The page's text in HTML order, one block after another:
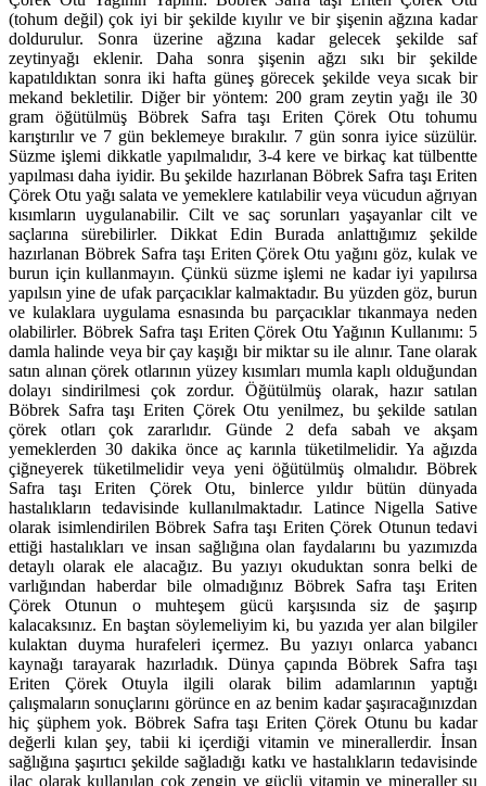
(tohum değil) çok iyi bir şekilde kıyılır ve bir şişenin ağzına kadar
doldurulur. Sonra üzerine ağzına kadar gelecek şekilde saf
zeytinyağı eklenir. Daha sonra şişenin ağzı sıkı bir şekilde
kapatıldıktan sonra iki hafta güneş görecek şekilde veya sıcak bir
mekand bekletilir. Diğer bir yöntem: 200 gram zeytin yağı ile 30
gram öğütülmüş Böbrek Safra taşı Eriten Çörek Otu tohumu
karıştırılır ve 7 gün beklemeye bırakılır. 7 gün sonra iyice süzülür.
Süzme işlemi dikkatle yapılmalıdır, 3-4 kere ve birkaç kat tülbentte
yapılması daha iyidir. Bu şekilde hazırlanan Böbrek Safra taşı Eriten
Çörek Otu yağı salata ve yemeklere katılabilir veya vücudun ağrıyan
kısımların uygulanabilir. Cilt ve saç sorunları yaşayanlar cilt ve
saçlarına sürebilirler. Dikkat Edin Burada anlattığımız şekilde
hazırlanan Böbrek Safra taşı Eriten Çörek Otu yağını göz, kulak ve
burun için kullanmayın. Çünkü süzme işlemi ne kadar iyi yapılırsa
yapılsın yine de ufak parçacıklar kalmaktadır. Bu yüzden göz, burun
ve kulaklara uygulama esnasında bu parçacıklar tıkanmaya neden
olabilirler. Böbrek Safra taşı Eriten Çörek Otu Yağının Kullanımı: 5
damla halinde veya bir çay kaşığı bir miktar su ile alınır. Tane olarak
satın alınan çörek otlarının yüzey kısımları mumla kaplı olduğundan
dolayı sindirilmesi çok zordur. Öğütülmüş olarak, hazır satılan
Böbrek Safra taşı Eriten Çörek Otu yenilmez, bu şekilde satılan
çörek otları çok zararlıdır. Günde 2 defa sabah ve akşam
yemeklerden 30 dakika önce aç karınla tüketilmelidir. Ya ağızda
çiğneyerek tüketilmelidir veya yeni öğütülmüş olmalıdır. Böbrek
Safra taşı Eriten Çörek Otu, binlerce yıldır bütün dünyada
hastalıkların tedavisinde kullanılmaktadır. Latince Nigella Sative
olarak isimlendirilen Böbrek Safra taşı Eriten Çörek Otunun tedavi
ettiği hastalıkları ve insan sağlığına olan faydalarını bu yazımızda
detaylı olarak ele alacağız. Bu yazıyı okuduktan sonra belki de
varlığından haberdar bile olmadığınız Böbrek Safra taşı Eriten
Çörek Otunun o muhteşem gücü karşısında siz de şaşırıp
kalacaksınız. En baştan söylemeliyim ki, bu yazıda yer alan bilgiler
kulaktan duyma hurafeleri içermez. Bu yazıyı onlarca yabancı
kaynağı tarayarak hazırladık. Dünya çapında Böbrek Safra taşı
Eriten Çörek Otuyla ilgili olarak bilim adamlarının yaptığı
çalışmaların sonuçlarını görünce en az benim kadar şaşıracağınızdan
hiç şüphem yok. Böbrek Safra taşı Eriten Çörek Otunu bu kadar
değerli kılan şey, tabii ki içerdiği vitamin ve minerallerdir. İnsan
sağlığına şaşırtıcı şekilde sağladığı katkı ve hastalıkların tedavisinde
ilaç olarak kullanılan çok zengin ve güçlü vitamin ve mineraller şu